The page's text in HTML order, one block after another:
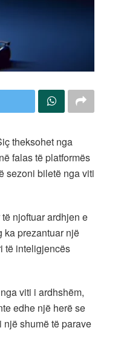
theksohet nga
falas të platformës
sezoni biletë nga viti
njoftuar ardhjen e
ka prezantuar një
të inteligjencës
viti i ardhshëm,
edhe një herë se
një shumë të parave